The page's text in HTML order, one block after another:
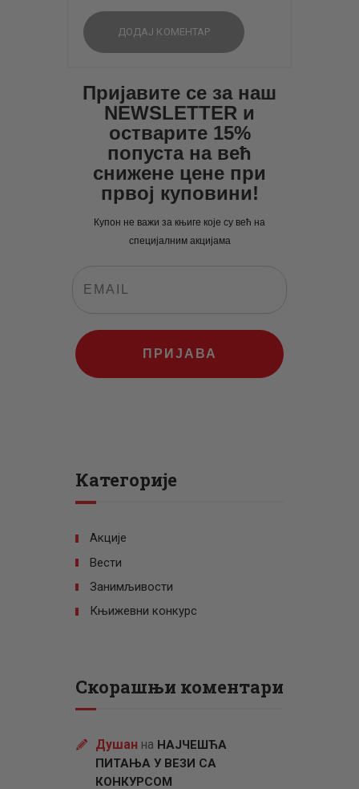
Пријавите се за наш
NEWSLETTER и
остварите 15%
попуста на већ
снижене цене при
првој куповини!
Купон не важи за књиге које су већ на
специјалним акцијама
ПРИЈАВА
Категорије
Акције
Вести
Занимљивости
Књижевни конкурс
Скорашњи коментари
Душан на НАЈЧЕШЋА
ПИТАЊА У ВЕЗИ СА
КОНКУРСОМ